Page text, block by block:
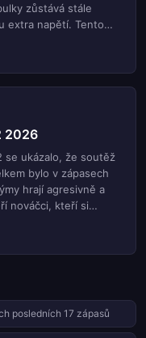
zůstává stále
extra napětí. Tento
o důležitý moment
se těší na
Každý zápas může
se na zajímavé
2026
se ukázalo, že soutěž
bylo v zápasech
hrají agresivně a
nováčci, kteří si
vedecká rovnováha
otevřené do
která mohou
posledních 17 zápasů